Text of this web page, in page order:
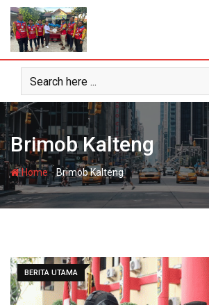
Skip
content
Brimob Kalteng
Home-Brimob Kalteng
BERITA UTAMA